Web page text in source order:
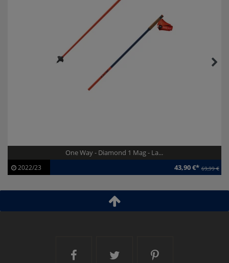
One Way - Diamond 1 Mag - La...
Artikel-ID:
113236
2022/23 43,90 €* 69,99 €
Ski and More auf Facebook
Ski and More auf
Ski and More